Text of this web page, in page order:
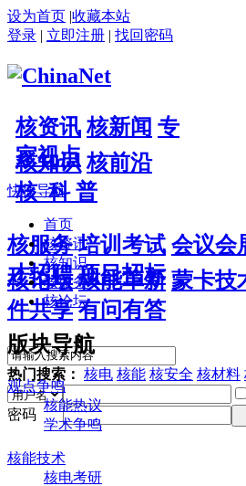
设为首页 |收藏本站
登录 | 立即注册 | 找回密码
核资讯 核新闻 专
家视点
核知识 核前沿
核 科 普
核服务 培训考试 会议会
才招聘 项目招标
核论坛 核能革新 蒙卡技
件共享 有问有答
热门搜索： 核电 核能 核安全 核材料
密码
快捷导航
首页
核资讯
核知识
核服务
核论坛
版块导航
观点争鸣
核能热议
学术争鸣
核能技术
核电考研